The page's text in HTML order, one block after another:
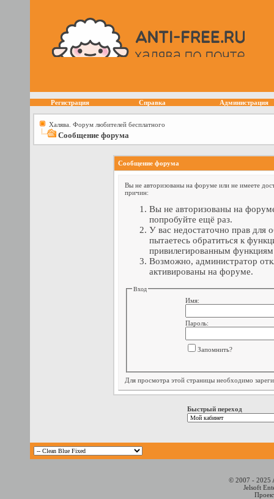
Регистрация Справка Администрация
Халява. Форум любителей бесплатного
Сообщение форума
Сообщение форума
Вы не авторизованы на форуме или не имеете
причин:
Вы не авторизованы на
попробуйте ещё раз.
У вас недостаточно прав для
пытаетесь обратиться к
привилегированным
Возможно, администратор
активированы на форуме.
Вход
Имя:
Пароль:
Запомнить?
Для просмотра этой страницы необходимо
Быстрый переход
© 2007 - 2025
Jelsoft